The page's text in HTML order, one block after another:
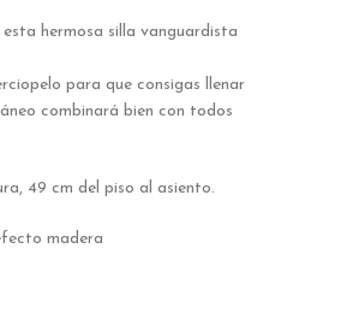
hermosa silla vanguardista
para que consigas llenar
combinará bien con todos
49 cm del piso al asiento.
madera